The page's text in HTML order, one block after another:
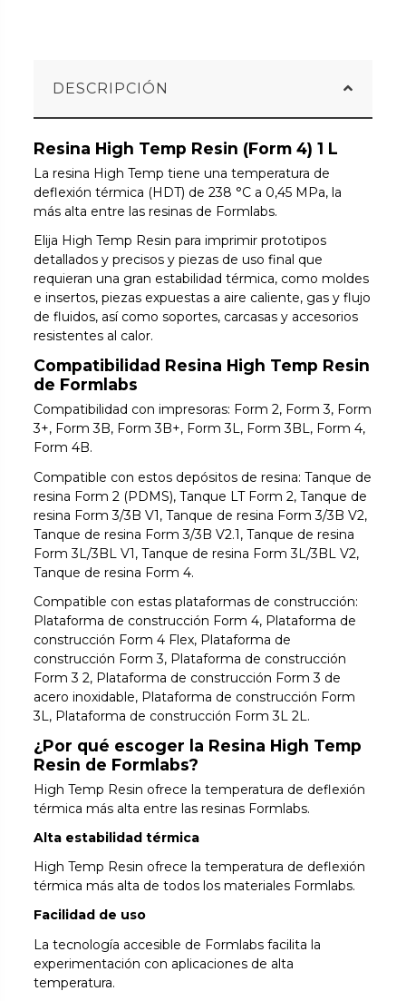
DESCRIPCIÓN
Resina High Temp Resin (Form 4) 1 L
La resina High Temp tiene una temperatura de
deflexión térmica (HDT) de 238 °C a 0,45 MPa, la
más alta entre las resinas de Formlabs.
Elija High Temp Resin para imprimir prototipos
detallados y precisos y piezas de uso final que
requieran una gran estabilidad térmica, como moldes
e insertos, piezas expuestas a aire caliente, gas y flujo
de fluidos, así como soportes, carcasas y accesorios
resistentes al calor.
Compatibilidad Resina High Temp Resin
de Formlabs
Compatibilidad con impresoras: Form 2, Form 3, Form
3+, Form 3B, Form 3B+, Form 3L, Form 3BL, Form 4,
Form 4B.
Compatible con estos depósitos de resina: Tanque de
resina Form 2 (PDMS), Tanque LT Form 2, Tanque de
resina Form 3/3B V1, Tanque de resina Form 3/3B V2,
Tanque de resina Form 3/3B V2.1, Tanque de resina
Form 3L/3BL V1, Tanque de resina Form 3L/3BL V2,
Tanque de resina Form 4.
Compatible con estas plataformas de construcción:
Plataforma de construcción Form 4, Plataforma de
construcción Form 4 Flex, Plataforma de
construcción Form 3, Plataforma de construcción
Form 3 2, Plataforma de construcción Form 3 de
acero inoxidable, Plataforma de construcción Form
3L, Plataforma de construcción Form 3L 2L.
¿Por qué escoger la Resina High Temp
Resin de Formlabs?
High Temp Resin ofrece la temperatura de deflexión
térmica más alta entre las resinas Formlabs.
Alta estabilidad térmica
High Temp Resin ofrece la temperatura de deflexión
térmica más alta de todos los materiales Formlabs.
Facilidad de uso
La tecnología accesible de Formlabs facilita la
experimentación con aplicaciones de alta
temperatura.